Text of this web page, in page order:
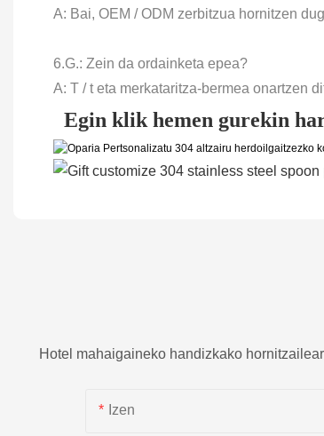
A: Bai, OEM / ODM zerbitzua hornitzen
6.G.: Zein da ordainketa epea?
A: T / t eta merkataritza-bermea onartzen
Egin klik hemen gurekin
Hotel mahaigaineko handizkako
Izen